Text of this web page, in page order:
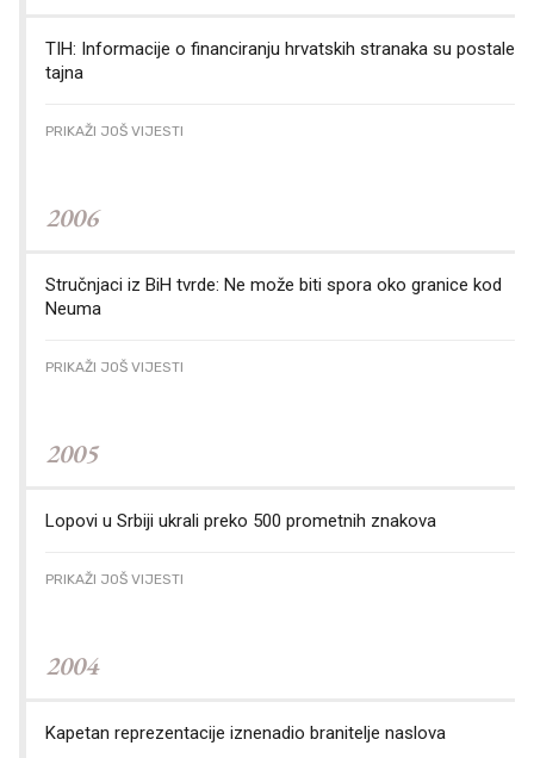
TIH: Informacije o financiranju hrvatskih stranaka su postale
tajna
PRIKAŽI JOŠ VIJESTI
2006
Stručnjaci iz BiH tvrde: Ne može biti spora oko granice kod
Neuma
PRIKAŽI JOŠ VIJESTI
2005
Lopovi u Srbiji ukrali preko 500 prometnih znakova
PRIKAŽI JOŠ VIJESTI
2004
Kapetan reprezentacije iznenadio branitelje naslova